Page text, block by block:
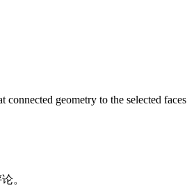
connected geometry to the selected faces
。